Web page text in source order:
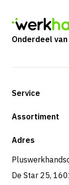
Onderdeel
Service
Retouren &
Assortiment
Shop
Adres
De Star 25,